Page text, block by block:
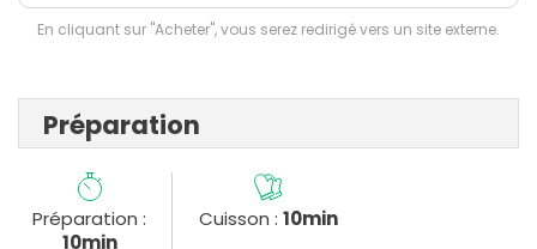
En cliquant sur "Acheter", vous serez redirigé vers un site externe.
Préparation
Préparation :
10min
Cuisson : 10min